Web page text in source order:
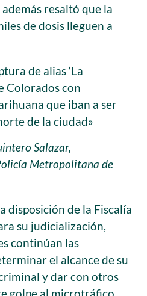
resaltó que la
de dosis lleguen a
de alias ‘La
Colorados con
que iban a ser
de la ciudad»
Salazar,
Metropolitana de
disposición de la Fiscalía
su judicialización,
continúan las
el alcance de su
y dar con otros
golpe al microtráfico